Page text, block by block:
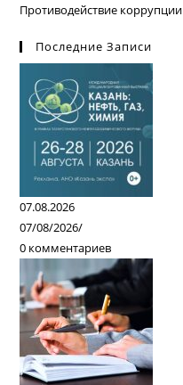
Противодействие коррупции
Последние Записи
07.08.2026
07/08/2026/
0 комментариев